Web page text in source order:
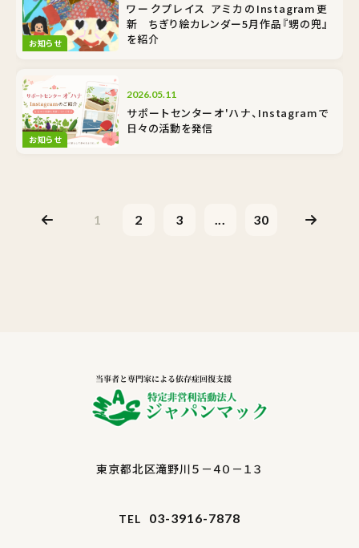
お知らせ
ワークプレイス アミカのInstagram更
新 ちぎり絵カレンダー5月作品『甥の兜』
を紹介
お知らせ
2026.05.11
サポートセンターオ'ハナ、Instagramで
日々の活動を発信
1 2 3 ... 30
東京都北区滝野川５－４０－１３
TEL 03-3916-7878